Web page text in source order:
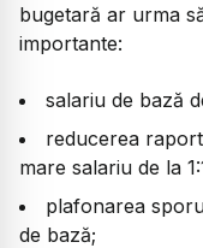
bugetară ar urma
importante:
salariu de bază
reducerea
mare salariu de la
plafonarea
de bază;